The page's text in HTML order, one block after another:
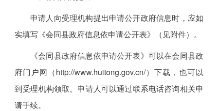
申请人向受理机构提出申请公开政府信息时，应如
实填写《会同县政府信息依申请公开表》（见附件）。
《会同县政府信息依申请公开表》可以在会同县政
府门户网（http://www.huitong.gov.cn/）下载，也可以
到受理机构领取。申请人可以通过联系电话咨询相关申
请手续。